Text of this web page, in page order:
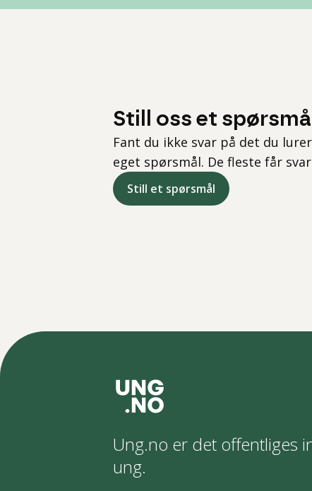
Still oss et spørsmål
Fant du ikke svar på det du
eget spørsmål. De fleste får
Still et spørsmål
Ung.no er det offentliges
ung.